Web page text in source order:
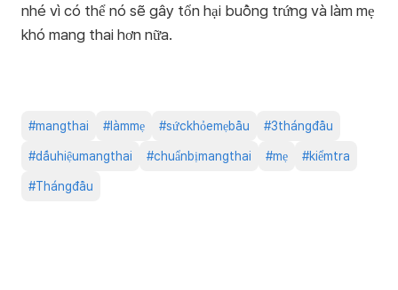
nhé vì có thể nó sẽ gây tổn hại buồng trứng và làm mẹ
khó mang thai hơn nữa.
#mangthai #làmmẹ #sứckhỏemẹbầu #3thángđầu
#dấuhiệumangthai #chuẩnbịmangthai #mẹ #kiểmtra
#Thángđầu